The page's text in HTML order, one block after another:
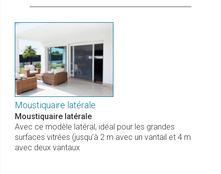
Moustiquaire latérale
Moustiquaire latérale
Avec ce modèle latéral, idéal pour les grandes
surfaces vitrées (jusqu’à 2 m avec un vantail et 4 m
avec deux vantaux